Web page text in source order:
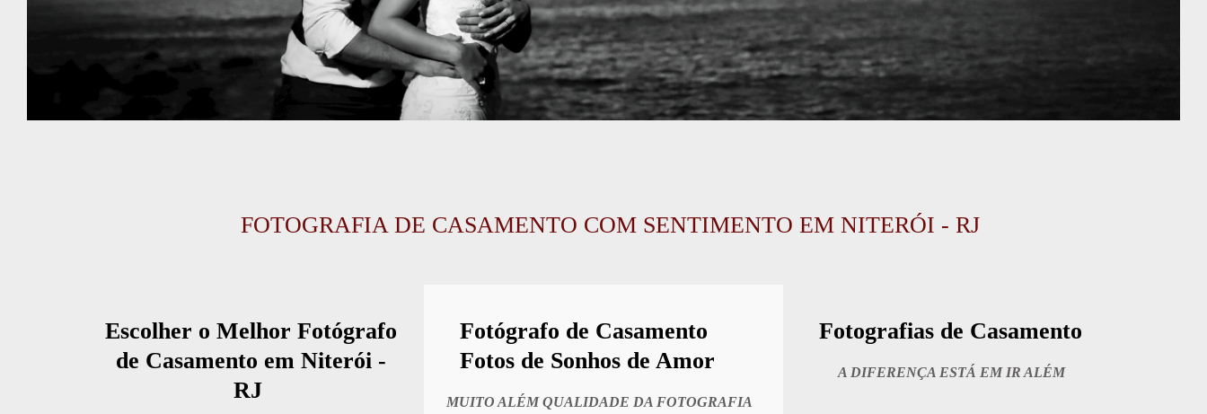
FOTOGRAFIA DE CASAMENTO COM SENTIMENTO EM NITERÓI - RJ
Escolher o Melhor Fotógrafo
de Casamento em Niterói -
RJ
Fotógrafo de Casamento
Fotos de Sonhos de Amor
MUITO ALÉM QUALIDADE DA FOTOGRAFIA
Fotografias de Casamento
A DIFERENÇA ESTÁ EM IR ALÉM